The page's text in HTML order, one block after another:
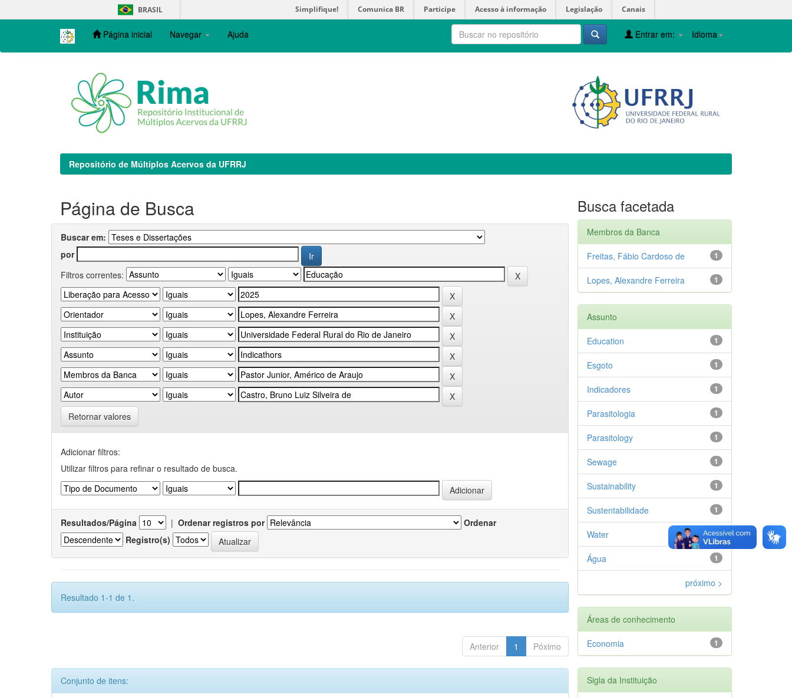
navigation
BRASIL Simplifique! Comunica BR Participe Acesso à informação Legislação Canais
Página inicial Navegar Ajuda Idioma
Entrar em:
Repositório de Múltiplos Acervos da UFRRJ
Página de Busca
Buscar em:
por
Filtros correntes:
Retornar valores
Adicionar filtros:
Utilizar filtros para refinar o resultado de busca.
Resultados/Página | Ordenar registros por
Ordenar
Registro(s)
Resultado 1-1 de 1.
Anterior 1 Póximo
Conjunto de itens:
Busca facetada
Membros da Banca
1
Freitas, Fábio Cardoso de
1
Lopes, Alexandre Ferreira
Assunto
1
Education
1
Esgoto
1
Indicadores
1
Parasitologia
1
Parasitology
1
Sewage
1
Sustainability
1
Sustentabilidade
1
Water
1
Água
próximo >
Áreas de conhecimento
1
Economia
Sigla da Instituição